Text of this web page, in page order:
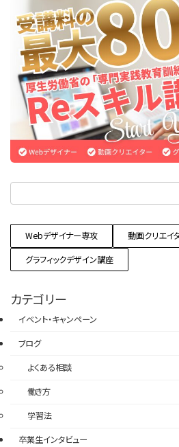
Webデザイナー専攻
動画クリエイ
グラフィックデザイン講座
カテゴリー
イベント・キャンペーン
ブログ
よくある相談
働き方
学習法
卒業生インタビュー